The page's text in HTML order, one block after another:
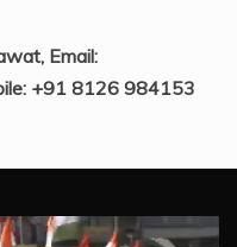
Email:
+91 8126 984153